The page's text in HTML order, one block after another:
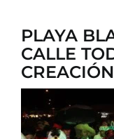
PLAYA
CALLE
CREACIÓN